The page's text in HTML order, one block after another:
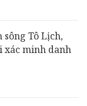
Tô Lịch,
xác minh danh